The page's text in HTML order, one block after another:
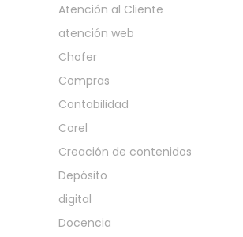
Atención al Cliente
atención web
Chofer
Compras
Contabilidad
Corel
Creación de contenidos
Depósito
digital
Docencia